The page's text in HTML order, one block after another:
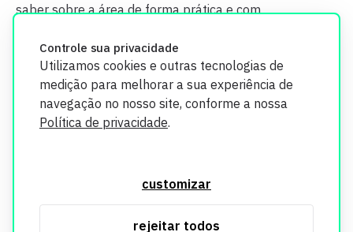
Controle sua privacidade
Utilizamos cookies e outras tecnologias de
medição para melhorar a sua experiência de
navegação no nosso site, conforme a nossa
Política de privacidade.
customizar
rejeitar todos
saber sobre a área de forma prática e com
segurança. Todos os dados coletados em nosso site são
utilizados exclusivamente para fins de aprimoramento de
informações, consulte nossa Política de Privacidade.